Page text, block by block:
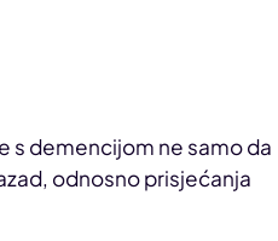
s demencijom ne samo da
odnosno prisjećanja